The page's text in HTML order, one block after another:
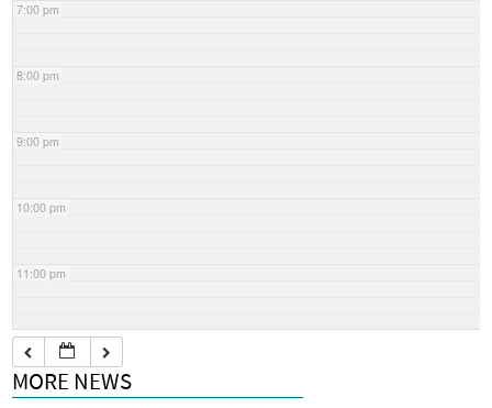
7:00 pm
8:00 pm
9:00 pm
10:00 pm
11:00 pm
MORE NEWS